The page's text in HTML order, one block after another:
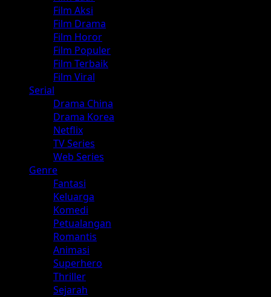
Film Aksi
Film Drama
Film Horor
Film Populer
Film Terbaik
Film Viral
Serial
Drama China
Drama Korea
Netflix
TV Series
Web Series
Genre
Fantasi
Keluarga
Komedi
Petualangan
Romantis
Animasi
Superhero
Thriller
Sejarah